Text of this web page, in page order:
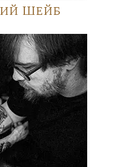
Шейб